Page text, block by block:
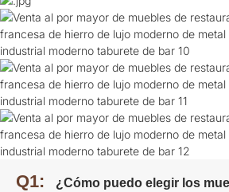
Q1: ¿Cómo puedo elegir los